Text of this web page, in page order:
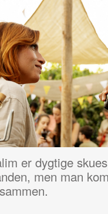
er dygtige
men man